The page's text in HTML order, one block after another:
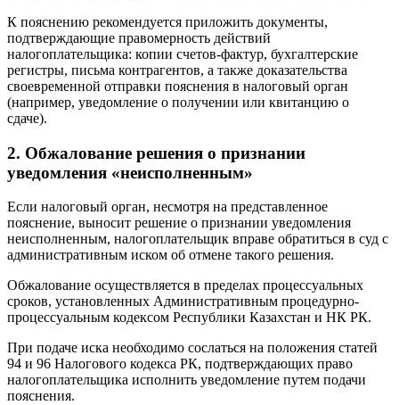
К пояснению рекомендуется приложить документы,
подтверждающие правомерность действий
налогоплательщика: копии счетов-фактур, бухгалтерские
регистры, письма контрагентов, а также доказательства
своевременной отправки пояснения в налоговый орган
(например, уведомление о получении или квитанцию о
сдаче).
2. Обжалование решения о признании
уведомления «неисполненным»
Если налоговый орган, несмотря на представленное
пояснение, выносит решение о признании уведомления
неисполненным, налогоплательщик вправе обратиться в суд с
административным иском об отмене такого решения.
Обжалование осуществляется в пределах процессуальных
сроков, установленных Административным процедурно-
процессуальным кодексом Республики Казахстан и НК РК.
При подаче иска необходимо сослаться на положения статей
94 и 96 Налогового кодекса РК, подтверждающих право
налогоплательщика исполнить уведомление путем подачи
пояснения.